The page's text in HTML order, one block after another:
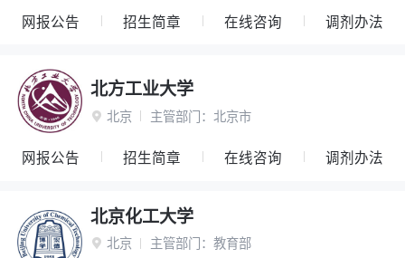
网报公告 招生简章 在线咨询 调剂办法
北方工业大学
 北京 主管部门： 北京市
网报公告 招生简章 在线咨询 调剂办法
北京化工大学
 北京 主管部门： 教育部